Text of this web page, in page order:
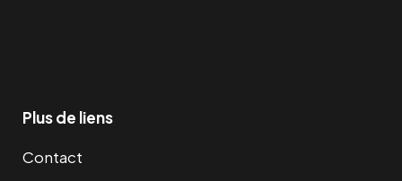
Plus de liens
Contact